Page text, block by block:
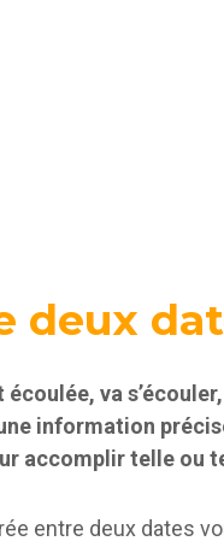
deux
écoulée, va
information
accomplir telle ou
entre deux dates